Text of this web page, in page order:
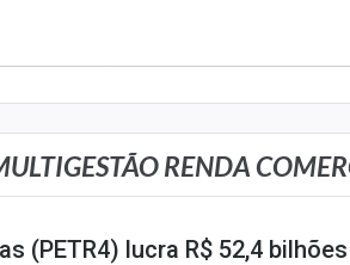
RENDA
(PETR4) lucra R$ 52,4